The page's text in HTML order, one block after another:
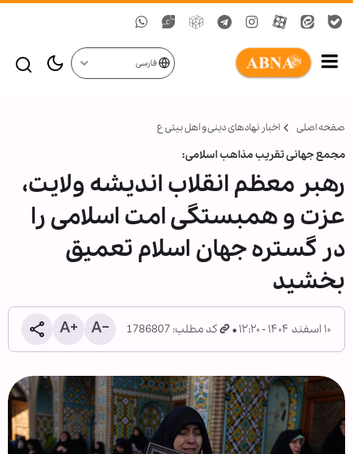
فارسی
صفحه اصلی اخبار نهادهای دینی و اهل بیتی ع
مجمع جهانی تقریب مذاهب اسلامی:
رهبر معظم انقلاب اندیشه ولایت،
عزت و همبستگی امت اسلامی را
در گستره جهان اسلام تعمیق
بخشید
۱۰ اسفند ۱۴۰۴ - ۱۲:۲۰ کد مطلب: 1786807